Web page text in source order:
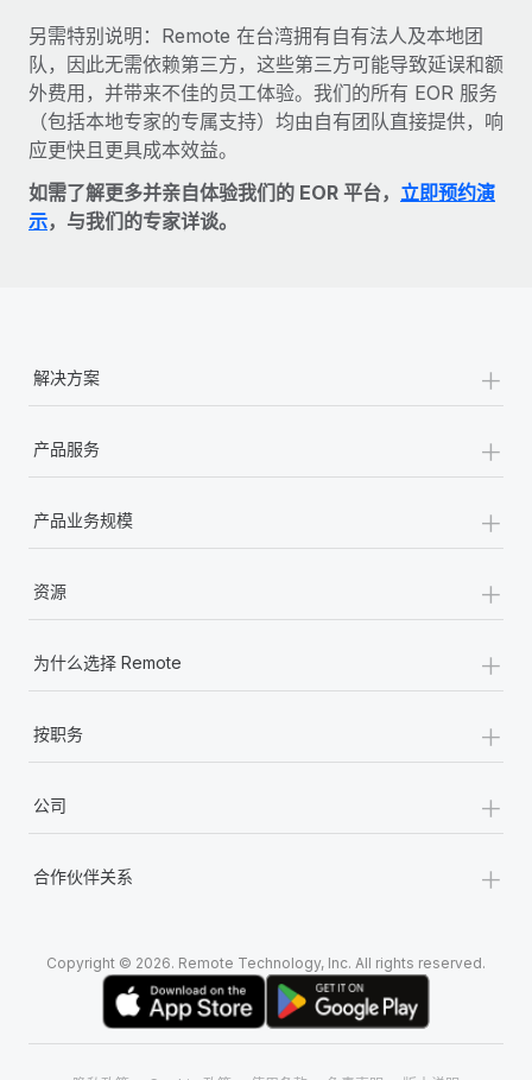
另需特别说明：Remote 在台湾拥有自有法人及本地团
队，因此无需依赖第三方，这些第三方可能导致延误和额
外费用，并带来不佳的员工体验。我们的所有 EOR 服务
（包括本地专家的专属支持）均由自有团队直接提供，响
应更快且更具成本效益。
如需了解更多并亲自体验我们的 EOR 平台， 立即预约演
示，与我们的专家详谈。
解决方案 +
产品服务 +
产品业务规模 +
资源 +
为什么选择 Remote +
按职务 +
公司 +
合作伙伴关系 +
Copyright © 2026. Remote Technology, Inc. All rights reserved.